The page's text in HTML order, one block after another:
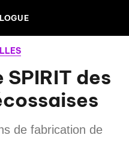
des
de fabrication de